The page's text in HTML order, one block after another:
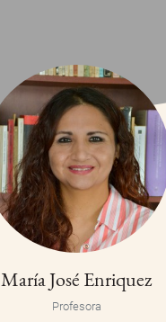
María José Enriquez
Profesora